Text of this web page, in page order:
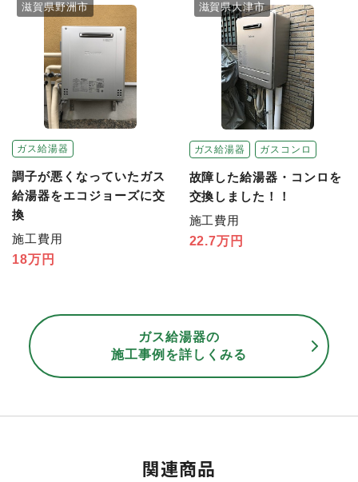
ガス給湯器
滋賀県野洲市
調子が悪くなっていたガス
給湯器をエコジョーズに交
換
施工費用
18万円
ガス給湯器 ガスコンロ
滋賀県大津市
故障した給湯器・コンロを
交換しました！！
施工費用
22.7万円
ガス給湯器の
施工事例を詳しくみる
関連商品